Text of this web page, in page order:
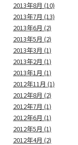
2013年8月 (10)
2013年7月 (13)
2013年6月 (2)
2013年5月 (2)
2013年3月 (1)
2013年2月 (1)
2013年1月 (1)
2012年11月 (1)
2012年8月 (2)
2012年7月 (1)
2012年6月 (1)
2012年5月 (1)
2012年4月 (2)